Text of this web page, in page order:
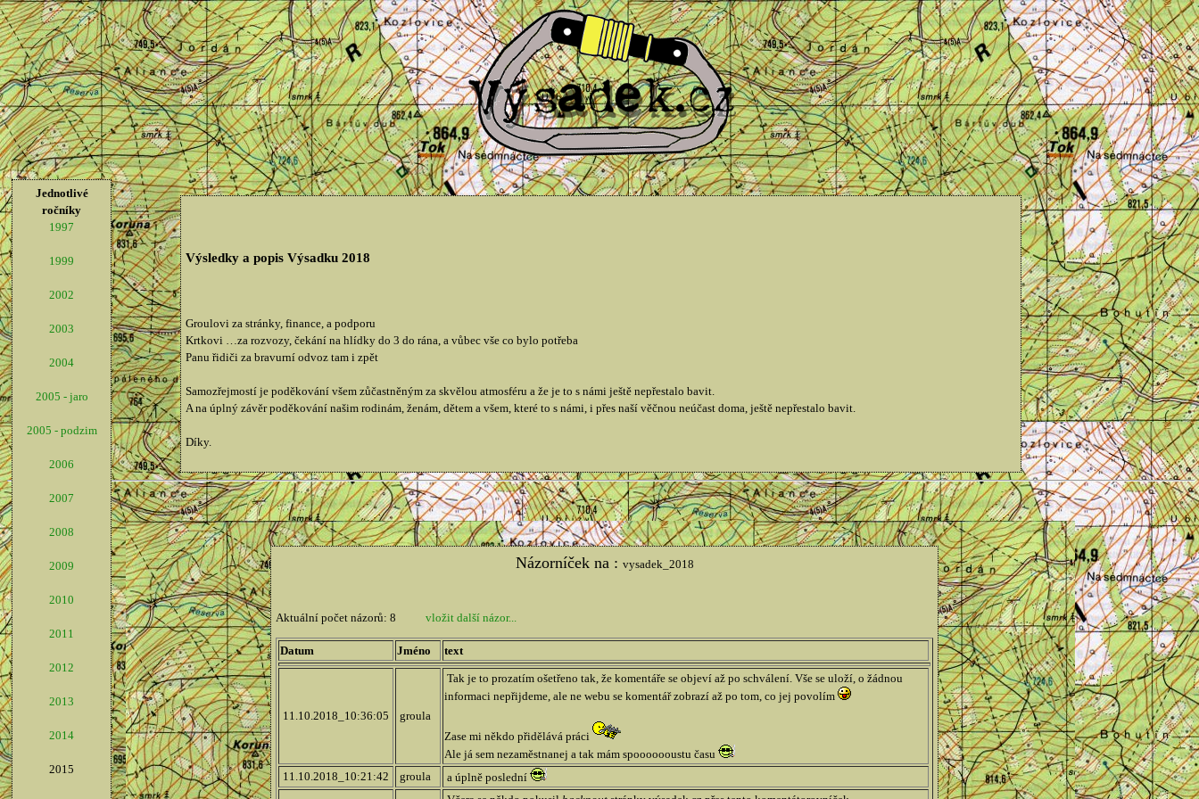
Jednotlivé
ročníky
1997
1999
2002
2003
2004
2005 - jaro
2005 - podzim
2006
2007
2008
2009
2010
2011
2012
2013
2014
2015
Výsledky a popis Výsadku 2018
Groulovi za stránky, finance, a podporu
Krtkovi …za rozvozy, čekání na hlídky do 3 do rána, a vůbec vše co bylo potřeba
Panu řidiči za bravurní odvoz tam i zpět
Samozřejmostí je poděkování všem zůčastněným za skvělou atmosféru a že je to s námi ještě nepřestalo bavit.
A na úplný závěr poděkování našim rodinám, ženám, dětem a všem, které to s námi, i přes naší věčnou neúčast doma, ještě nepřestalo bavit.
Díky.